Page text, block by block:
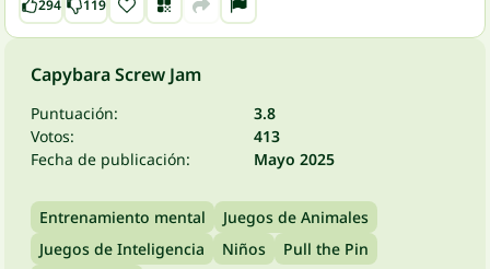
294 119
Capybara Screw Jam
Puntuación:
3.8
Votos:
413
Fecha de publicación:
Mayo 2025
Entrenamiento mental
Juegos de Animales
Juegos de Inteligencia
Niños
Pull the Pin